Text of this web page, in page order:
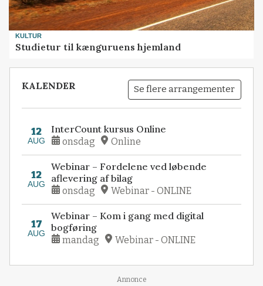
KULTUR
Studietur til kænguruens hjemland
KALENDER Se flere arrangementer
12
AUG
InterCount kursus Online
onsdag Online
12
AUG
Webinar – Fordelene ved løbende
aflevering af bilag
onsdag Webinar - ONLINE
17
AUG
Webinar – Kom i gang med digital
bogføring
mandag Webinar - ONLINE
Annonce